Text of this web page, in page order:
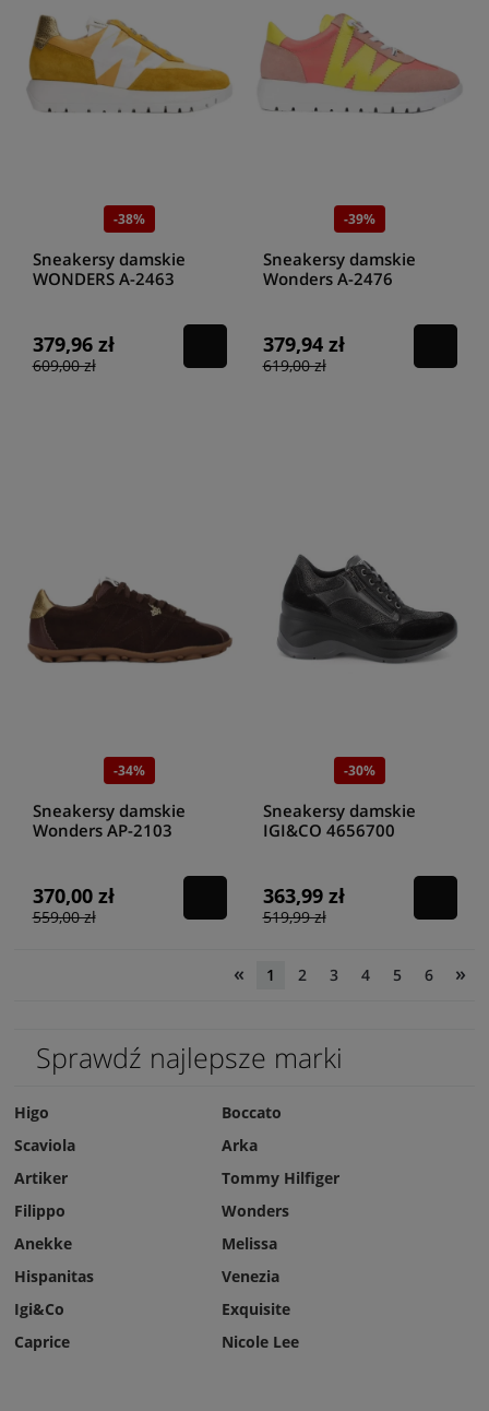
-38%
Sneakersy damskie
WONDERS A-2463
379,96 zł
609,00 zł
-39%
Sneakersy damskie
Wonders A-2476
379,94 zł
619,00 zł
-34%
Sneakersy damskie
Wonders AP-2103
370,00 zł
559,00 zł
-30%
Sneakersy damskie
IGI&CO 4656700
363,99 zł
519,99 zł
« 1 2 3 4 5 6 »
Sprawdź najlepsze marki
Higo
Scaviola
Artiker
Filippo
Boccato
Arka
Tommy Hilfiger
Wonders
Anekke
Hispanitas
Igi&Co
Caprice
Melissa
Venezia
Exquisite
Nicole Lee